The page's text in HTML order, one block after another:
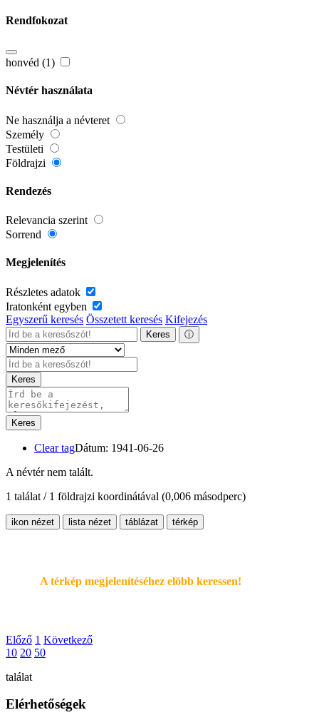
Rendfokozat
honvéd (1)
Névtér használata
Ne használja a névteret
Személy
Testületi
Földrajzi
Rendezés
Relevancia szerint
Sorrend
Megjelenítés
Részletes adatok
Iratonként egyben
Egyszerű keresés Összetett keresés Kifejezés
Keres ⓘ
Keres
Keres
Clear tagDátum: 1941-06-26
A névtér nem talált.
1 találat / 1 földrajzi koordinátával (0,006 másodperc)
ikon nézet lista nézet táblázat térkép
A térkép megjelenítéséhez elöbb keressen!
Előző 1 Következő
10 20 50
találat
Elérhetőségek